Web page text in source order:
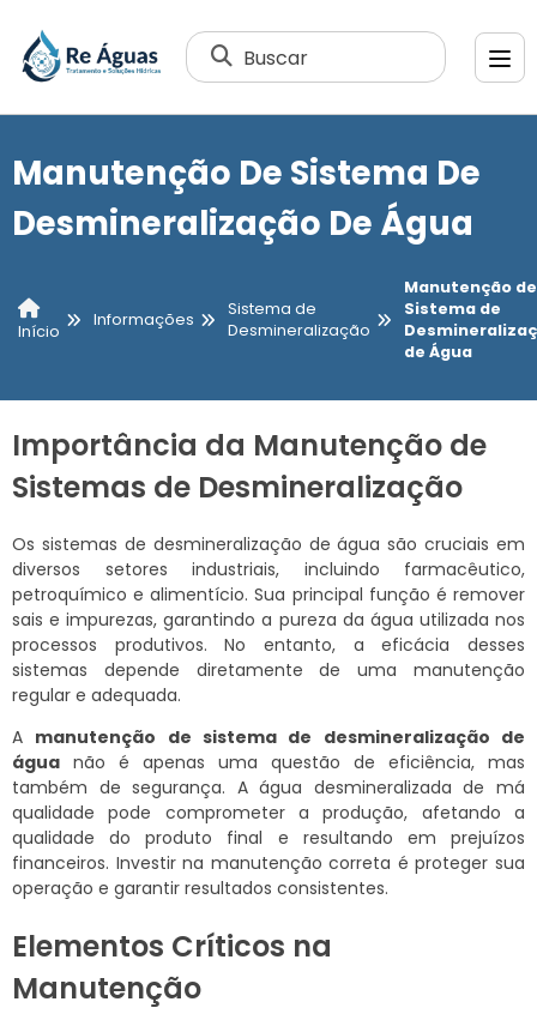
Buscar
Manutenção De Sistema De
Desmineralização De Água
Início
Informações
Sistema de
Desmineralização
Manutenção de
Sistema de
de Água
Importância da Manutenção de
Sistemas de Desmineralização
Os sistemas de desmineralização de água são cruciais em
diversos setores industriais, incluindo farmacêutico,
petroquímico e alimentício. Sua principal função é remover
sais e impurezas, garantindo a pureza da água utilizada nos
processos produtivos. No entanto, a eficácia desses
sistemas depende diretamente de uma manutenção
regular e adequada.
A manutenção de sistema de desmineralização de
água não é apenas uma questão de eficiência, mas
também de segurança. A água desmineralizada de má
qualidade pode comprometer a produção, afetando a
qualidade do produto final e resultando em prejuízos
financeiros. Investir na manutenção correta é proteger sua
operação e garantir resultados consistentes.
Elementos Críticos na
Manutenção